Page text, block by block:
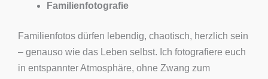
Familienfotografie
Familienfotos dürfen lebendig, chaotisch, herzlich sein
– genauso wie das Leben selbst. Ich fotografiere euch
in entspannter Atmosphäre, ohne Zwang zum